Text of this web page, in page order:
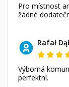
Pro místnost
žádné
Rafał
Výborná
perfektní.